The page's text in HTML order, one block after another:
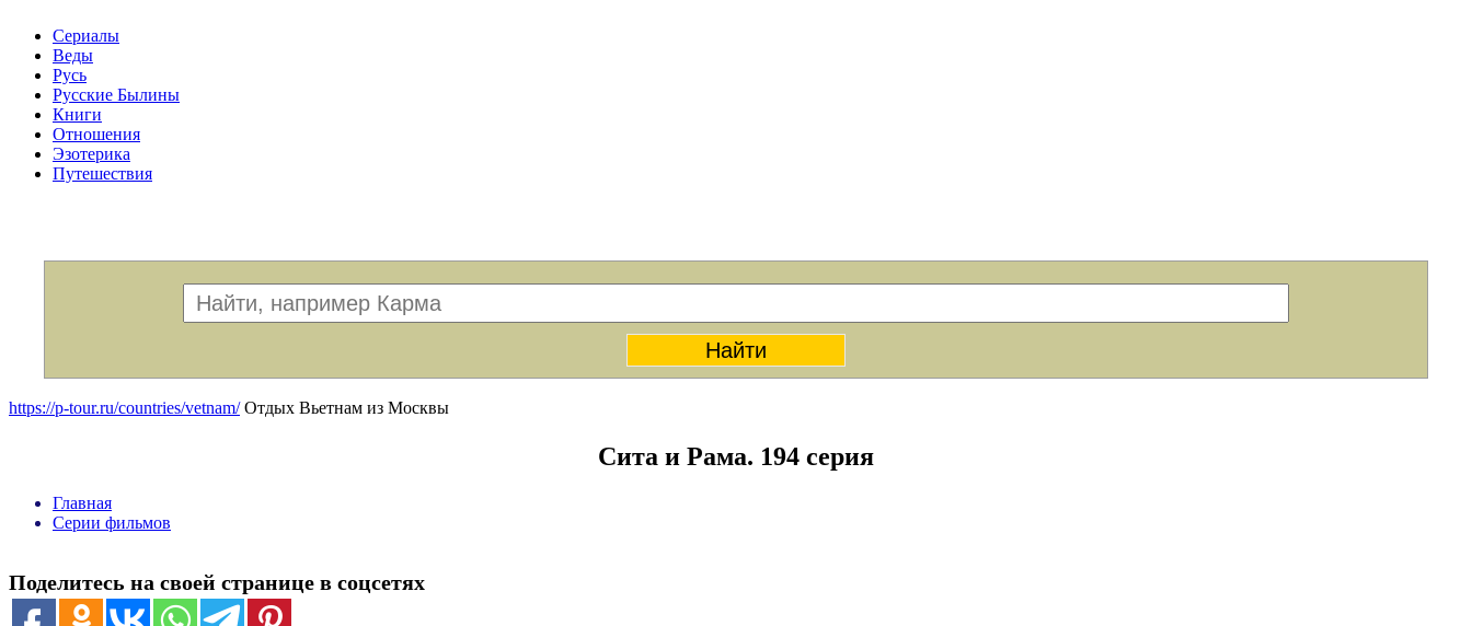
Сериалы
Веды
Русь
Русские Былины
Книги
Отношения
Эзотерика
Путешествия
https://p-tour.ru/countries/vetnam/Отдых Вьетнам из Москвы
Сита и Рама. 194 серия
Главная
Серии фильмов
Поделитесь на своей странице в соцсетях